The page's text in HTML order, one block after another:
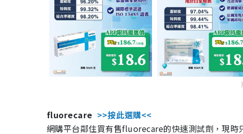
fluorecare >>按此選購<<
網購平台鄰住買有售fluorecare的快速測試劑，現